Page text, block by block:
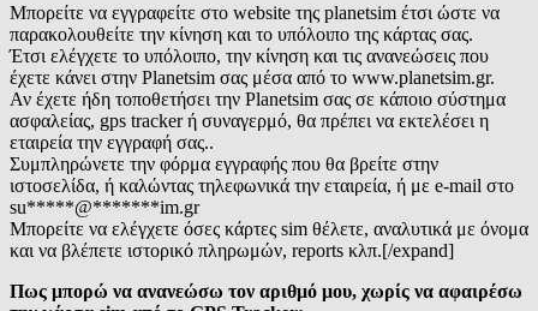
Μπορείτε να εγγραφείτε στο website της planetsim έτσι ώστε να
παρακολουθείτε την κίνηση και το υπόλοιπο της κάρτας σας.
Έτσι ελέγχετε το υπόλοιπο, την κίνηση και τις ανανεώσεις που
έχετε κάνει στην Planetsim σας μέσα από το www.planetsim.gr.
Αν έχετε ήδη τοποθετήσει την Planetsim σας σε κάποιο σύστημα
ασφαλείας, gps tracker ή συναγερμό, θα πρέπει να εκτελέσει η
εταιρεία την εγγραφή σας..
Συμπληρώνετε την φόρμα εγγραφής που θα βρείτε στην
ιστοσελίδα, ή καλώντας τηλεφωνικά την εταιρεία, ή με e-mail στο
su*****@*******im.gr
Μπορείτε να ελέγχετε όσες κάρτες sim θέλετε, αναλυτικά με όνομα
και να βλέπετε ιστορικό πληρωμών, reports κλπ.[/expand]
Πως μπορώ να ανανεώσω τον αριθμό μου, χωρίς να αφαιρέσω